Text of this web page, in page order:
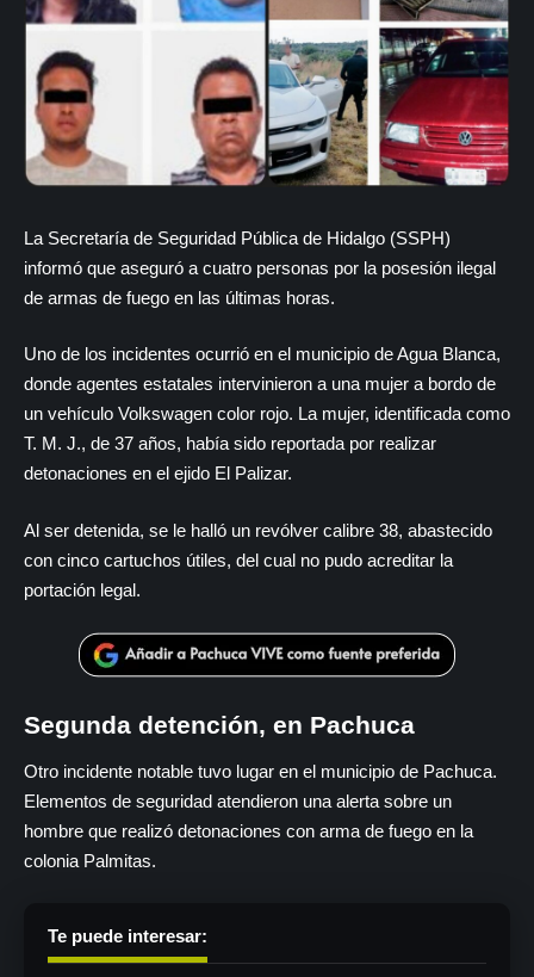
La Secretaría de Seguridad Pública de Hidalgo (SSPH)
informó que aseguró a cuatro personas por la posesión ilegal
de armas de fuego en las últimas horas.
Uno de los incidentes ocurrió en el municipio de Agua Blanca,
donde agentes estatales intervinieron a una mujer a bordo de
un vehículo Volkswagen color rojo. La mujer, identificada como
T. M. J., de 37 años, había sido reportada por realizar
detonaciones en el ejido El Palizar.
Al ser detenida, se le halló un revólver calibre 38, abastecido
con cinco cartuchos útiles, del cual no pudo acreditar la
portación legal.
Segunda detención, en Pachuca
Otro incidente notable tuvo lugar en el municipio de Pachuca.
Elementos de seguridad atendieron una alerta sobre un
hombre que realizó detonaciones con arma de fuego en la
colonia Palmitas.
Te puede interesar: